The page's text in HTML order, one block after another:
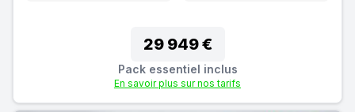
29 949 €
Pack essentiel inclus
En savoir plus sur nos tarifs